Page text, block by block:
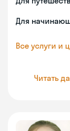
Для
Все услуги и
Читать